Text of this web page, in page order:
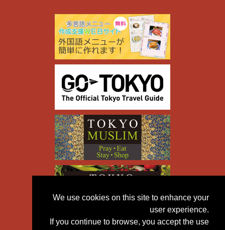
We use cookies on this site to enhance your
user experience.
If you continue to browse, you accept the use